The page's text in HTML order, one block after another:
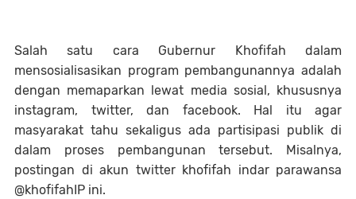
Salah satu cara Gubernur Khofifah dalam
mensosialisasikan program pembangunannya adalah
dengan memaparkan lewat media sosial, khususnya
instagram, twitter, dan facebook. Hal itu agar
masyarakat tahu sekaligus ada partisipasi publik di
dalam proses pembangunan tersebut. Misalnya,
postingan di akun twitter khofifah indar parawansa
@khofifahIP ini.